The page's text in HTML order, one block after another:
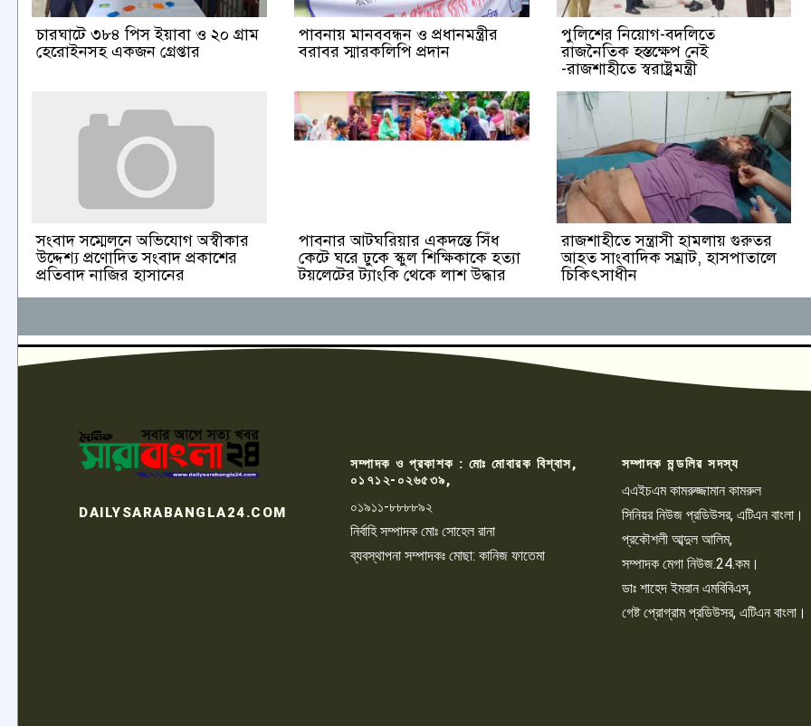
চারঘাটে ৩৮৪ পিস ইয়াবা ও ২০ গ্রাম
হেরোইনসহ একজন গ্রেপ্তার
পাবনায় মানববন্ধন ও প্রধানমন্ত্রীর
বরাবর স্মারকলিপি প্রদান
পুলিশের নিয়োগ-বদলিতে
রাজনৈতিক হস্তক্ষেপ নেই
-রাজশাহীতে স্বরাষ্ট্রমন্ত্রী
সংবাদ সম্মেলনে অভিযোগ অস্বীকার
উদ্দেশ্য প্রণোদিত সংবাদ প্রকাশের
প্রতিবাদ নাজির হাসানের
পাবনার আটঘরিয়ার একদন্তে সিঁধ
কেটে ঘরে ঢুকে স্কুল শিক্ষিকাকে হত্যা
টয়লেটের ট্যাংকি থেকে লাশ উদ্ধার
রাজশাহীতে সন্ত্রাসী হামলায় গুরুতর
আহত সাংবাদিক সম্রাট, হাসপাতালে
চিকিৎসাধীন
DAILYSARABANGLA24.COM
সম্পাদক ও প্রকাশক : মোঃ মোবারক বিশ্বাস,
০১৭১২-০২৬৫৩৯,
০১৯১১-৮৮৮৮৯২
নির্বাহি সম্পাদক মোঃ সোহেল রানা
ব্যবস্থাপনা সম্পাদকঃ মোছা: কানিজ ফাতেমা
সম্পাদক মন্ডলির সদস্য
এএইচএম কামরুজ্জামান কামরুল
সিনিয়র নিউজ প্রডিউসর, এটিএন বাংলা।
প্রকৌশলী আব্দুল আলিম,
সম্পাদক মেগা নিউজ.24.কম।
ডাঃ শাহেদ ইমরান এমবিবিএস,
গেষ্ট প্রোগ্রাম প্রডিউসর, এটিএন বাংলা।